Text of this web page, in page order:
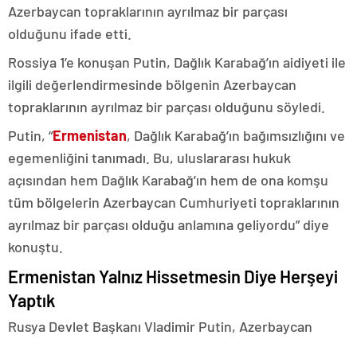
Azerbaycan topraklarının ayrılmaz bir parçası
olduğunu ifade etti.
Rossiya 1’e konuşan Putin, Dağlık Karabağ’ın aidiyeti ile
ilgili değerlendirmesinde bölgenin Azerbaycan
topraklarının ayrılmaz bir parçası olduğunu söyledi.
Putin, “Ermenistan, Dağlık Karabağ’ın bağımsızlığını ve
egemenliğini tanımadı. Bu, uluslararası hukuk
açısından hem Dağlık Karabağ’ın hem de ona komşu
tüm bölgelerin Azerbaycan Cumhuriyeti topraklarının
ayrılmaz bir parçası olduğu anlamına geliyordu” diye
konuştu.
Ermenistan Yalnız Hissetmesin Diye Herşeyi
Yaptık
Rusya Devlet Başkanı Vladimir Putin, Azerbaycan